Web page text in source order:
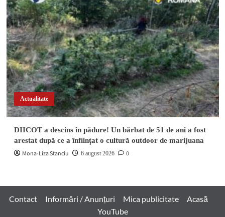
Actualitate
DIICOT a descins în pădure! Un bărbat de 51 de ani a fost
arestat după ce a înființat o cultură outdoor de marijuana
Mona-Liza Stanciu 6 august 2026 0
Contact Informări / Anunțuri Mica publicitate
Acasă
YouTube